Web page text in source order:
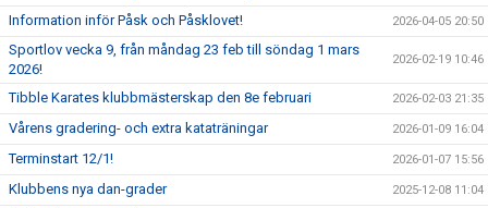
Information inför Påsk och Påsklovet! 2026-04-05 20:50
Sportlov vecka 9, från måndag 23 feb till söndag 1 mars
2026!
2026-02-19 10:46
Tibble Karates klubbmästerskap den 8e februari 2026-02-03 21:35
Vårens gradering- och extra kataträningar 2026-01-09 16:04
Terminstart 12/1! 2026-01-07 15:56
Klubbens nya dan-grader 2025-12-08 11:04